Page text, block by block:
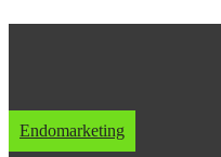
Endomarketing